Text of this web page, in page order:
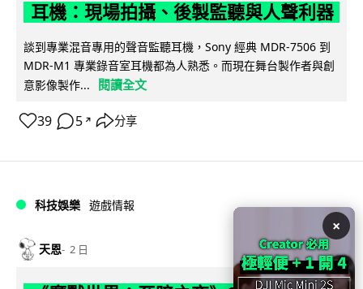
耳機：現場拍攝、後製監聽與人聲利器
談到專業混音專用的聲音監聽耳機，Sony 經典 MDR-7506 到
MDR-M1 專業錄音室耳機都為人熟悉。而現在舞台製作者與創
意影像製作...
閱讀全文
39 5 ↗ 分享
科技娛樂 遊戲情報
天恩 2 日
×